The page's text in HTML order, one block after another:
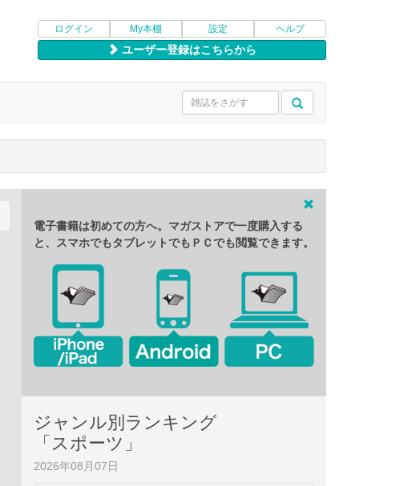
ログイン My本棚 設定 ヘルプ
ユーザー登録はこちらから
電子書籍は初めての方へ。マガストアで一度購入する
と、スマホでもタブレットでもＰＣでも閲覧できます。
ジャンル別ランキング
「スポーツ」
2026年08月07日